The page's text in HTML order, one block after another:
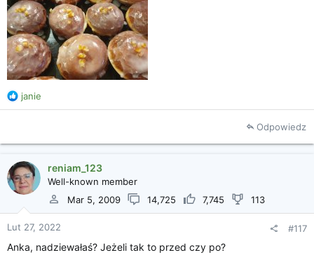
R
e
c
e
:
janie
Odpowiedz
reniam_123
Well-known member
Mar 5, 2009
14,725 7,745 113
Lut 27, 2022 #117
Anka, nadziewałaś? Jeżeli tak to przed czy po?